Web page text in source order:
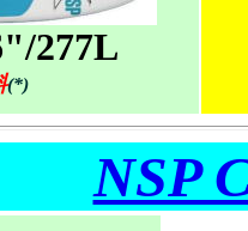
277L
(*)
NSP